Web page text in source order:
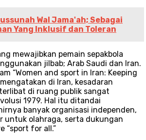
Wal Jama'ah; Sebagai
Yang Inklusif dan Toleran
mewajibkan pemain sepakbola
jilbab; Arab Saudi dan Iran.
“Women and sport in Iran: Keeping
di Iran, kesadaran
di ruang publik sangat
1979. Hal itu ditandai
banyak organisasi independen,
untuk olahraga, serta dukungan
“sport for all.”